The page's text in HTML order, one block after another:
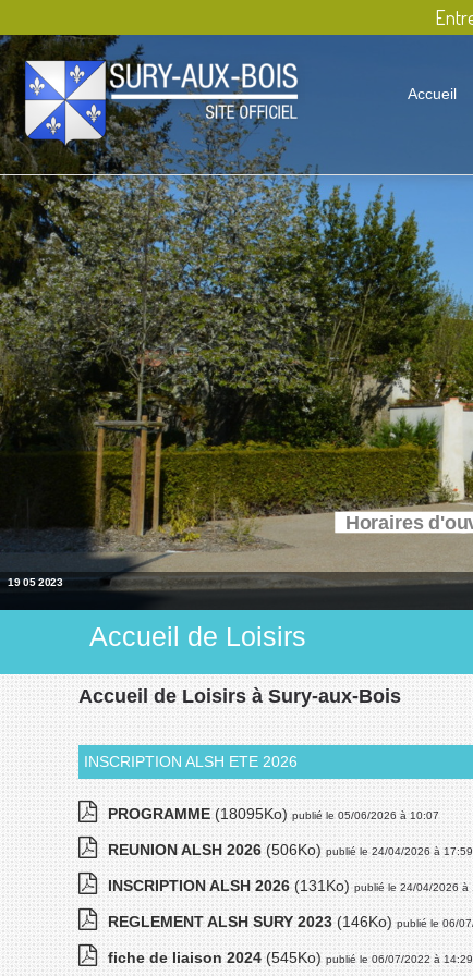
Accueil
19 05 2023
Horaires
Accueil de Loisirs
Accueil de Loisirs à Sury-aux-Bois
INSCRIPTION ALSH ETE 2026
PROGRAMME (18095Ko) publié le 05/06/2026 à 10:07
REUNION ALSH 2026 (506Ko) publié le 24/04/2026 à 17:59
INSCRIPTION ALSH 2026 (131Ko) publié le 24/04/2026 à
REGLEMENT ALSH SURY 2023 (146Ko) publié le 06/
fiche de liaison 2024 (545Ko) publié le 06/07/2022 à 14:29